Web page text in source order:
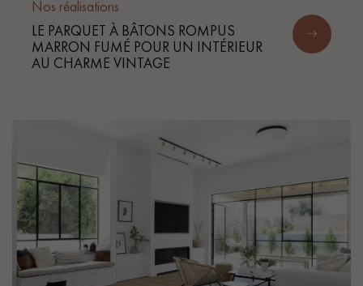
Nos réalisations
LE PARQUET À BÂTONS ROMPUS
MARRON FUMÉ POUR UN INTÉRIEUR
AU CHARME VINTAGE